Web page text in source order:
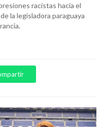
racistas hacia el
la legisladora paraguaya